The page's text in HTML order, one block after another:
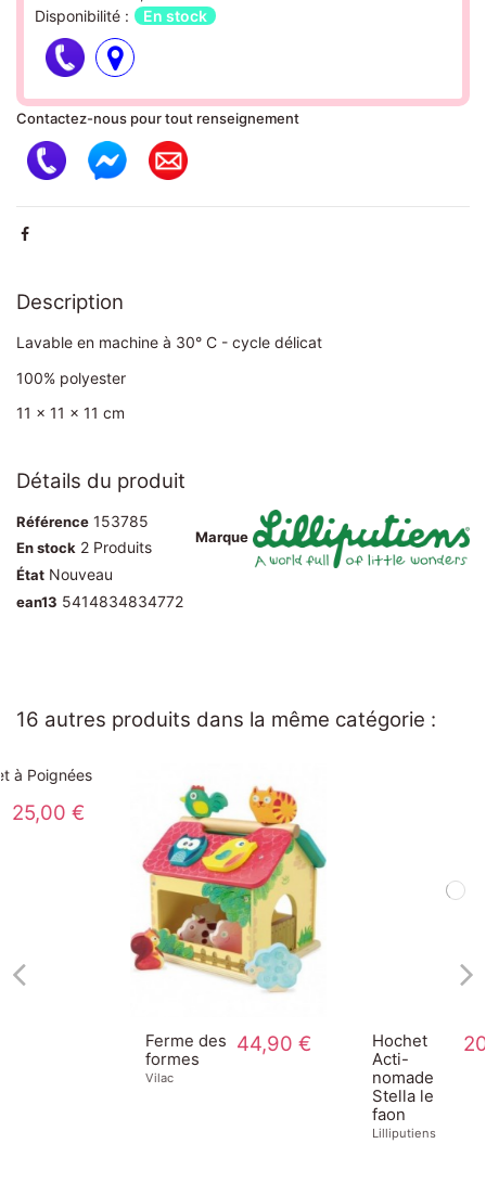
Disponibilité :
En stock
Contactez-nous pour tout renseignement
Description
Lavable en machine à 30° C - cycle délicat
100% polyester
11 x 11 x 11 cm
Détails du produit
Marque
Référence 153785
En stock 2 Produits
État Nouveau
ean13 5414834834772
16 autres produits dans la même catégorie :
nomade
20,00 €
Stella au
Lilliputiens
25,00 €